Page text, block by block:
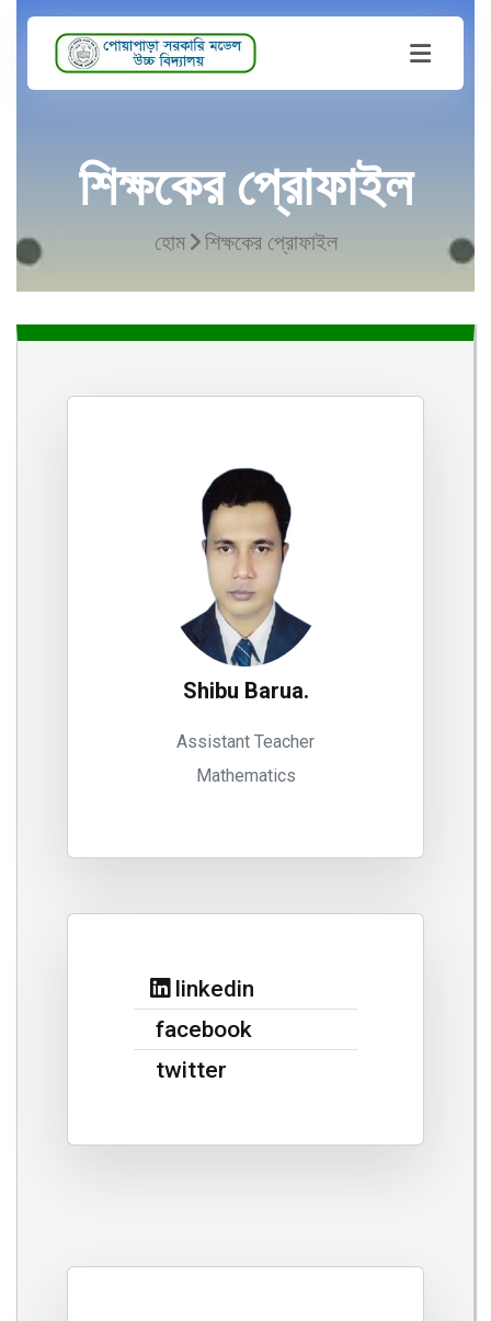
শিক্ষকের প্রোফাইল
হোম শিক্ষকের প্রোফাইল
Shibu Barua.
Assistant Teacher
Mathematics
linkedin
facebook
twitter